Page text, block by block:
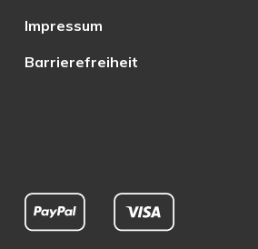
Impressum
Barrierefreiheit